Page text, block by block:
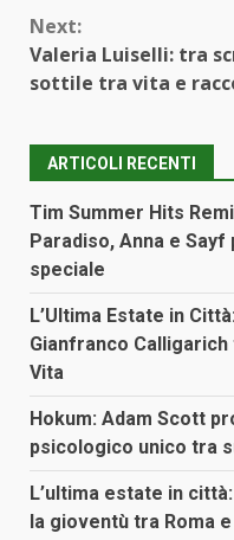
Next:
Valeria Luiselli: tra
sottile tra vita e
ARTICOLI RECENTI
Tim Summer Hits
Paradiso, Anna e
speciale
L’Ultima Estate in
Gianfranco Calligarich
Vita
Hokum: Adam Scott
psicologico unico tra
L’ultima estate in
la gioventù tra Roma